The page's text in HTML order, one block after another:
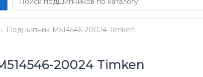
Подшипник M514546-20024 Timken
20024 Timken